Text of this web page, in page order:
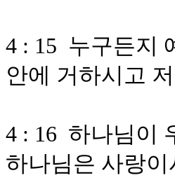
4 : 15 누구든지
안에 거하시고
4 : 16 하나님이
하나님은 사랑